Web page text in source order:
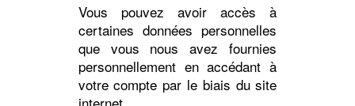
Vous pouvez avoir accès à
certaines données personnelles
que vous nous avez fournies
personnellement en accédant à
votre compte par le biais du site